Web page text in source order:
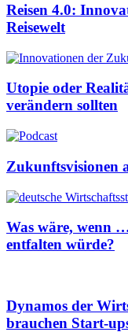
Reisen 4.0:
Reisewelt
Utopie oder
verändern sollten
Zukunftsvisionen
Was wäre, wenn
entfalten würde?
Dynamos der
brauchen Start-